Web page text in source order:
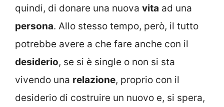
quindi, di donare una nuova vita ad una
persona. Allo stesso tempo, però, il tutto
potrebbe avere a che fare anche con il
desiderio, se si è single o non si sta
vivendo una relazione, proprio con il
desiderio di costruire un nuovo e, si spera,